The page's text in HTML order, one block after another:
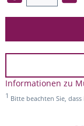
Informationen zu
1 Bitte beachten Sie,